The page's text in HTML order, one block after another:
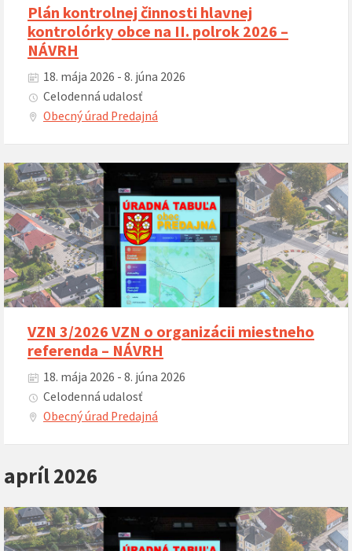
Plán kontrolnej činnosti hlavnej
kontrolórky obce na II. polrok 2026 –
NÁVRH
18. mája 2026 - 8. júna 2026
Celodenná udalosť
Obecný úrad Predajná
VZN 3/2026 VZN o organizácii miestneho
referenda – NÁVRH
18. mája 2026 - 8. júna 2026
Celodenná udalosť
Obecný úrad Predajná
apríl 2026